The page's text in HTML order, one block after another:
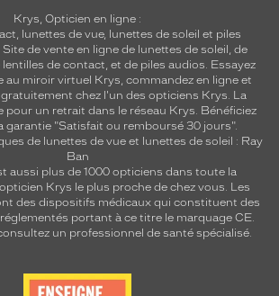
Krys, Opticien en ligne :
, lunettes de vue, lunettes de soleil et piles
de vente en ligne de lunettes de soleil, de
lentilles de contact, et de piles audios. Essayez
au miroir virtuel Krys, commandez en ligne et
chez l'un des opticiens Krys. La
pour un retrait dans le réseau Krys. Bénéficiez
garantie "Satisfait ou remboursé 30 jours".
de lunettes de vue et lunettes de soleil : Ray
Ban
aussi plus de 1000 opticiens dans toute la
Krys le plus proche de chez vous. Les
des dispositifs médicaux qui constituent des
portant à ce titre le marquage CE.
un professionnel de santé spécialisé.